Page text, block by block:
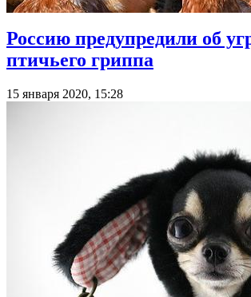
Россию предупредили об
птичьего гриппа
15 января 2020, 15:28